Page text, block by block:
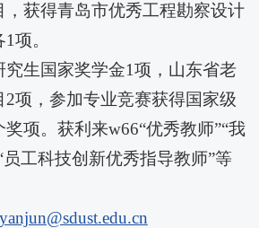
，获得青岛市优秀工程勘察设计
项。
究生国家奖学金1项，山东省老
2项，参加专业竞赛获得国家级
项。获利来w66“优秀教师”“我
工科技创新优秀指导教师”等